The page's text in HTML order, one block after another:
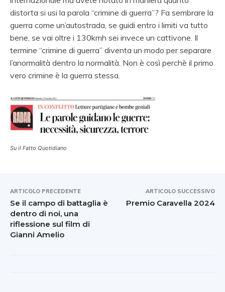
distorta si usi la parola “crimine di guerra”? Fa sembrare la
guerra come un’autostrada, se guidi entro i limiti va tutto
bene, se vai oltre i 130kmh sei invece un cattivone. Il
termine “crimine di guerra” diventa un modo per separare
l’anormalità dentro la normalità. Non è così perchè il primo
vero crimine è la guerra stessa.
Su il Fatto Quotidiano
ARTICOLO PRECEDENTE
Se il campo di battaglia è
dentro di noi, una
riflessione sul film di
Gianni Amelio
ARTICOLO SUCCESSIVO
Premio Caravella 2024